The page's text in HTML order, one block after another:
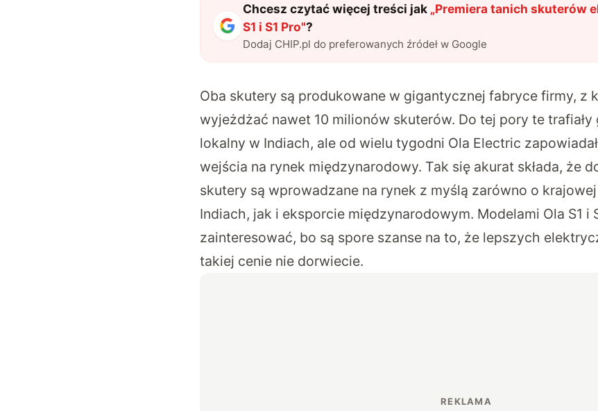
Chcesz czytać więcej treści jak „Premiera tanich skuterów
S1 i S1 Pro"?
Dodaj CHIP.pl do preferowanych źródeł w Google
Oba skutery są produkowane w gigantycznej fabryce firmy, z
wyjeżdżać nawet 10 milionów skuterów. Do tej pory te trafiały
lokalny w Indiach, ale od wielu tygodni Ola Electric
wejścia na rynek międzynarodowy. Tak się akurat składa, że
skutery są wprowadzane na rynek z myślą zarówno o
Indiach, jak i eksporcie międzynarodowym. Modelami Ola S1 i
zainteresować, bo są spore szanse na to, że lepszych
takiej cenie nie dorwiecie.